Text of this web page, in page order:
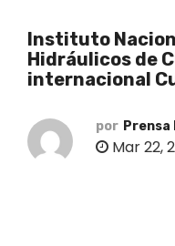
Instituto
Hidráulicos de
internacional
por Prensa
Mar 22,